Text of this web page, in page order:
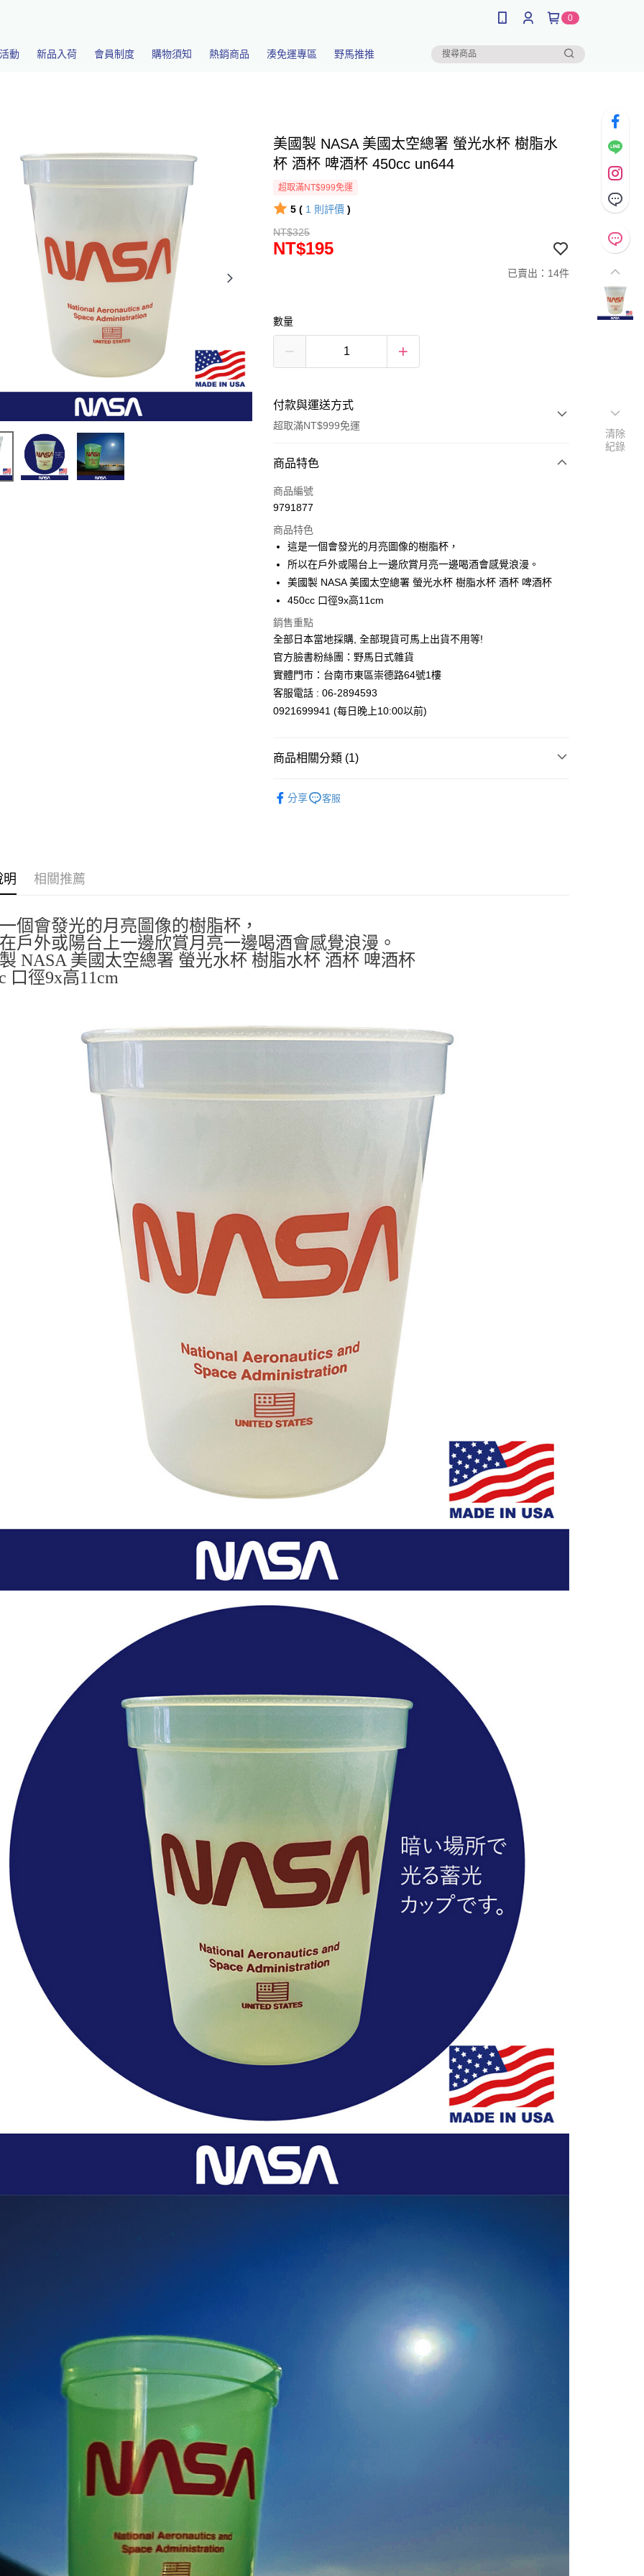
0
動 新品入荷 會員制度 購物須知 熱銷商品 湊免運專區 野馬推推
美國製 NASA 美國太空總署 螢光水杯 樹脂水
杯 酒杯 啤酒杯 450cc un644
超取滿NT$999免運
5 ( 1 則評價 )
NT$325
NT$195
已賣出：14件
數量
付款與運送方式
超取滿NT$999免運
付款方式
信用卡一次付款
3 期 0 利率 每期 NT$65
合作金庫商業銀行
第一商業銀行
華南商業銀行
彰化商業銀行
國泰世華商業銀行
臺灣中小企業銀行
匯豐（台灣）商業銀行
華泰商業銀行
聯邦商業銀行
玉山商業銀行
星展（台灣）商業銀行
台新國際商業銀行
台灣樂天信用卡公司
超商取貨付款
Apple Pay
街口支付
悠遊付
Google Pay
全家取貨付款
付款後7-11取貨
每筆NT$65，滿NT$999(含以上)免運費
商品特色
商品編號
9791877
商品特色
這是一個會發光的月亮圖像的樹脂杯，
所以在戶外或陽台上一邊欣賞月亮一邊喝酒會感覺浪漫。
美國製 NASA 美國太空總署 螢光水杯 樹脂水杯 酒杯 啤酒杯
450cc 口徑9x高11cm
銷售重點
全部日本當地採購, 全部現貨可馬上出貨不用等!
官方臉書粉絲團：野馬日式雜貨
實體門市：台南市東區崇德路64號1樓
客服電話 : 06-2894593
0921699941 (每日晚上10:00以前)
商品相關分類 (1)
分享
客服
明 相關推薦
個會發光的月亮圖像的樹脂杯，
戶外或陽台上一邊欣賞月亮一邊喝酒會感覺浪漫。
NASA 美國太空總署 螢光水杯 樹脂水杯 酒杯 啤酒杯
口徑9x高11cm
清除
紀錄